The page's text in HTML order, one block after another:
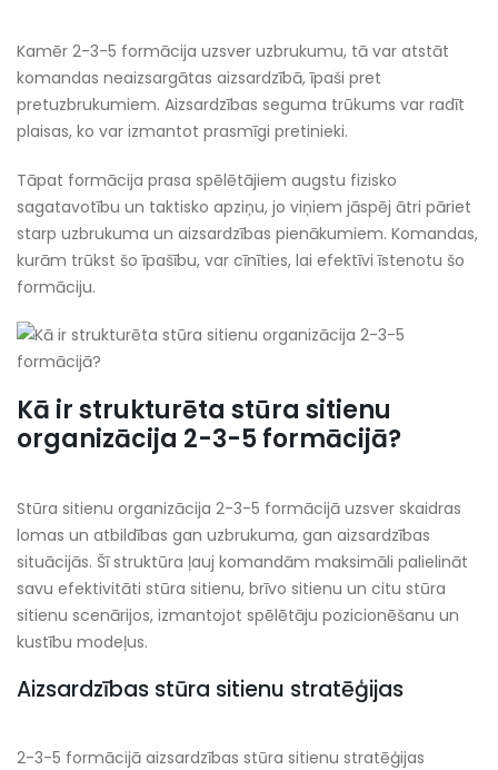
Kamēr 2-3-5 formācija uzsver uzbrukumu, tā var atstāt
komandas neaizsargātas aizsardzībā, īpaši pret
pretuzbrukumiem. Aizsardzības seguma trūkums var radīt
plaisas, ko var izmantot prasmīgi pretinieki.
Tāpat formācija prasa spēlētājiem augstu fizisko
sagatavotību un taktisko apziņu, jo viņiem jāspēj ātri pāriet
starp uzbrukuma un aizsardzības pienākumiem. Komandas,
kurām trūkst šo īpašību, var cīnīties, lai efektīvi īstenotu šo
formāciju.
Kā ir strukturēta stūra sitienu
organizācija 2-3-5 formācijā?
Stūra sitienu organizācija 2-3-5 formācijā uzsver skaidras
lomas un atbildības gan uzbrukuma, gan aizsardzības
situācijās. Šī struktūra ļauj komandām maksimāli palielināt
savu efektivitāti stūra sitienu, brīvo sitienu un citu stūra
sitienu scenārijos, izmantojot spēlētāju pozicionēšanu un
kustību modeļus.
Aizsardzības stūra sitienu stratēģijas
2-3-5 formācijā aizsardzības stūra sitienu stratēģijas